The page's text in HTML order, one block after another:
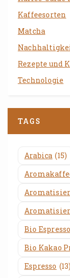
Kaffeesorten
Matcha
Rezepte und
Technologie
TAGS
Arabica (15)
Bio
Bio Kakao
Espresso (13)